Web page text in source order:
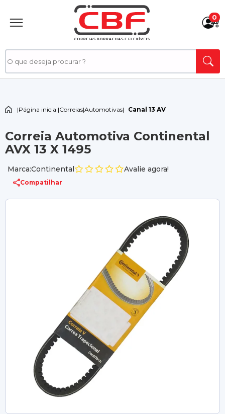
0
|Página inicial|Correias|Automotivas| Canal 13 AV
Correia Automotiva Continental
AVX 13 X 1495
Marca:Continental Avalie agora!
Compatilhar